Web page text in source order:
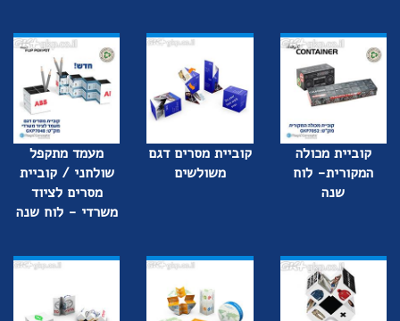
קוביית מכולה
המקורית- לוח
שנה
קוביית מסרים דגם
משולשים
מעמד מתקפל
שולחני / קוביית
מסרים לציוד
משרדי - לוח שנה